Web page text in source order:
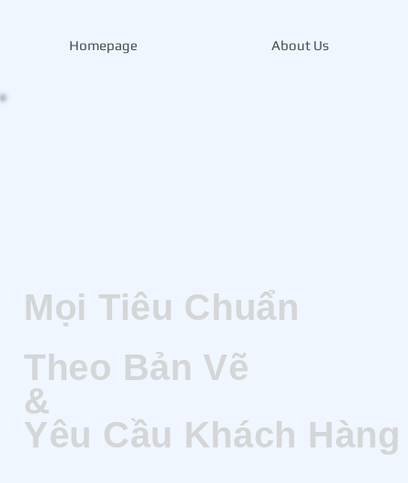
Homepage About Us
Mọi Tiêu Chuẩn
Theo Bản Vẽ
​&
Yêu Cầu Khách Hàng